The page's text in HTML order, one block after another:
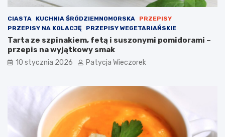
CIASTA KUCHNIA ŚRÓDZIEMNOMORSKA
PRZEPISY
PRZEPISY NA KOLACJĘ
PRZEPISY WEGETARIAŃSKIE
Tarta ze szpinakiem, fetą i suszonymi pomidorami –
przepis na wyjątkowy smak
10 stycznia 2026 Patycja Wieczorek